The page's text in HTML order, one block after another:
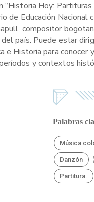
“Historia Hoy:
de Educación
compositor
país. Puede estar
e Historia para
y contextos
Palabras
Música
Danzón
Partitura.